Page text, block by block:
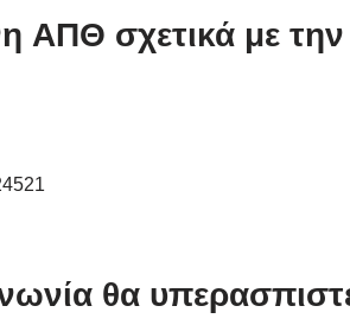
σχετικά με την
θα